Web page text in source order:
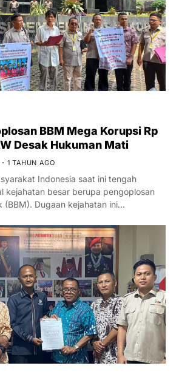
BBM Mega Korupsi Rp
Desak Hukuman Mati
1 TAHUN AGO
Indonesia saat ini tengah
kejahatan besar berupa pengoplosan
(BBM). Dugaan kejahatan ini…